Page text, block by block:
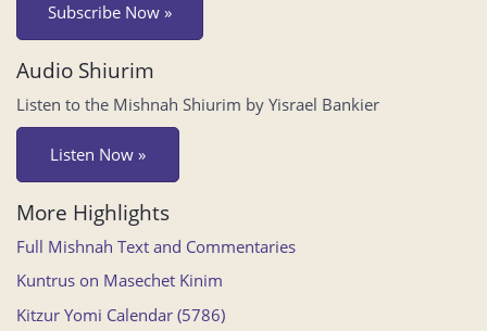
Subscribe Now »
Audio Shiurim
Listen to the Mishnah Shiurim by Yisrael Bankier
Listen Now »
More Highlights
Full Mishnah Text and Commentaries
Kuntrus on Masechet Kinim
Kitzur Yomi Calendar (5786)